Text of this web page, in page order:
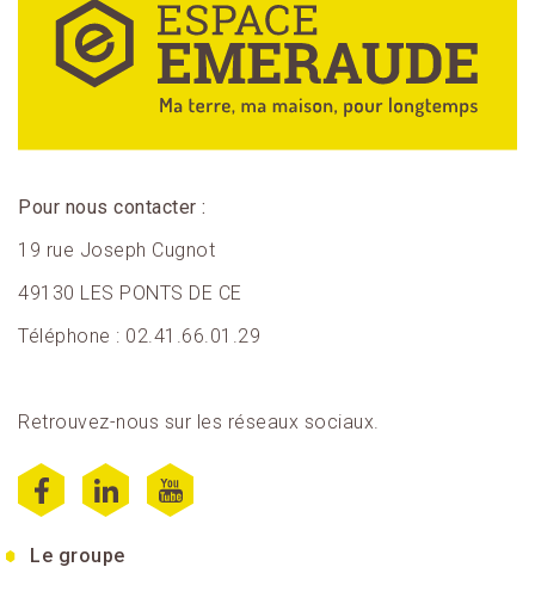
Pour nous contacter :
19 rue Joseph Cugnot
49130 LES PONTS DE CE
Téléphone : 02.41.66.01.29
Retrouvez-nous sur les réseaux sociaux.
Le groupe